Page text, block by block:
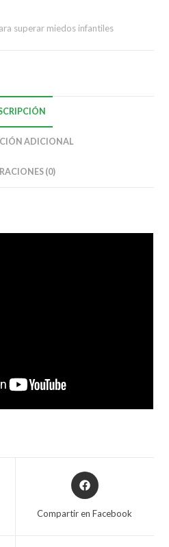
superar miedos infantiles
ADICIONAL
(0)
Compartir en Facebook